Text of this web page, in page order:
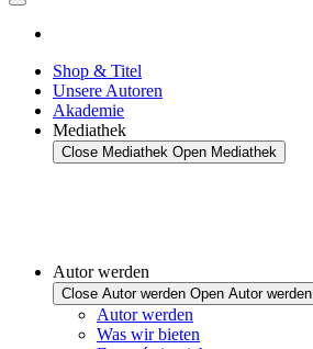
Shop & Titel
Unsere Autoren
Akademie
Mediathek
Close Mediathek Open Mediathek
Autor werden
Close Autor werden Open Autor werden
Autor werden
Was wir bieten